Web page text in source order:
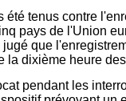
tenus contre
pays de l'Union
que
dixième heure
pendant les